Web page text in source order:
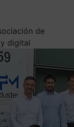
de
digital